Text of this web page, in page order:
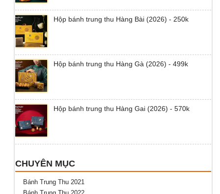
Hộp bánh trung thu Hàng Bài (2026) - 250k
Hộp bánh trung thu Hàng Gà (2026) - 499k
Hộp bánh trung thu Hàng Gai (2026) - 570k
CHUYÊN MỤC
Bánh Trung Thu 2021